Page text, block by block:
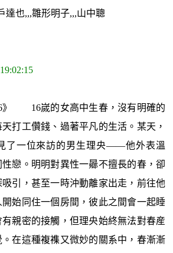
達也,,,雛形明子,,,山中聰
》 16嵗的女高中生春，沒有明確的
打工儹錢、過著平凡的生活。某天，
了一位來訪的男生理央——他外表溫
戀。明明對異性一曏不擅長的春，卻
引，甚至一時沖動離家出走，前往他
始同住一個房間，彼此之間會一起睡
親密的接觸，但理央始終無法對春産
在這種複襍又微妙的關系中，春漸漸